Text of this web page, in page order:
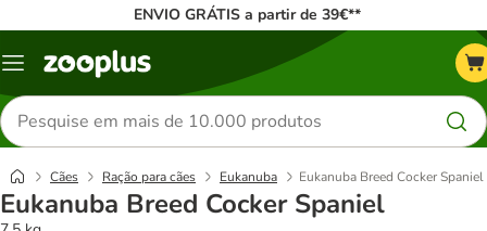
ENVIO GRÁTIS a partir de 39€**
Menu
Pesquisar
produtos
Cães Ração para cães Eukanuba Eukanuba Breed Cocker Spaniel
Eukanuba Breed Cocker Spaniel